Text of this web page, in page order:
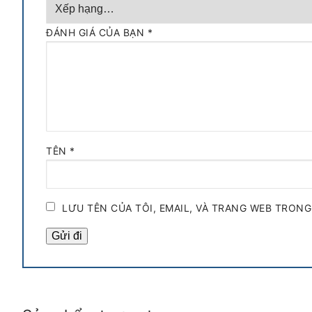
ĐÁNH GIÁ CỦA BẠN *
TÊN *
LƯU TÊN CỦA TÔI, EMAIL, VÀ TRANG WEB